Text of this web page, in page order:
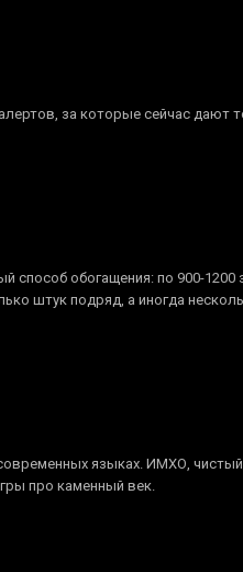
за которые сейчас дают
обогащения: по 900-1200
штук подряд, а иногда
языках. ИМХО, чистый
про каменный век.